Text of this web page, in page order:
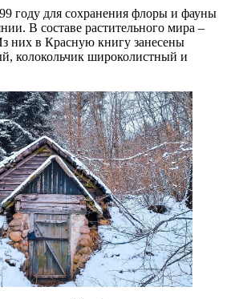
году для сохранения флоры и фауны
В составе растительного мира –
них в Красную книгу занесены
колокольчик широколистный и